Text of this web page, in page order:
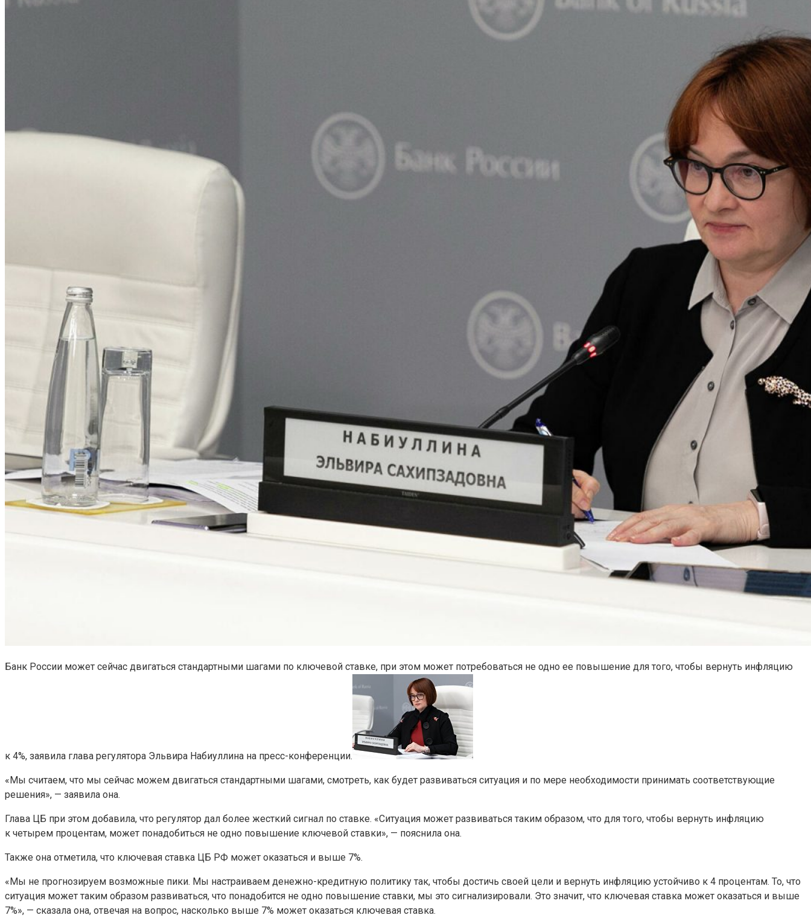
Банк России может сейчас двигаться стандартными шагами по ключевой ставке, при этом может потребоваться не одно ее повышение для того, чтобы вернуть инфляцию
к 4%, заявила глава регулятора Эльвира Набиуллина на пресс-конференции.
«Мы считаем, что мы сейчас можем двигаться стандартными шагами, смотреть, как будет развиваться ситуация и по мере необходимости принимать соответствующие
решения», — заявила она.
Глава ЦБ при этом добавила, что регулятор дал более жесткий сигнал по ставке. «Ситуация может развиваться таким образом, что для того, чтобы вернуть инфляцию
к четырем процентам, может понадобиться не одно повышение ключевой ставки», — пояснила она.
Также она отметила, что ключевая ставка ЦБ РФ может оказаться и выше 7%.
«Мы не прогнозируем возможные пики. Мы настраиваем денежно-кредитную политику так, чтобы достичь своей цели и вернуть инфляцию устойчиво к 4 процентам. То, что
ситуация может таким образом развиваться, что понадобится не одно повышение ставки, мы это сигнализировали. Это значит, что ключевая ставка может оказаться и выше
7%», — сказала она, отвечая на вопрос, насколько выше 7% может оказаться ключевая ставка.